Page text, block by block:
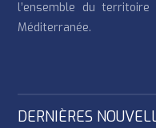
l’ensemble du
Méditerranée.
DERNIÈRES